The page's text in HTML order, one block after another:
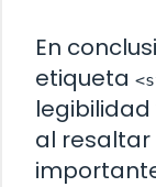
En
etiqueta
al